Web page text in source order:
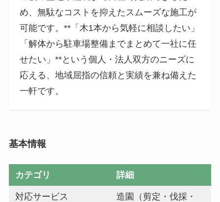
め、無駄なコストを抑えたスムーズな施工が
可能です。**「木1本から気軽に相談したい」
「解体から駐車場整備までまとめて一社に任
せたい」**という個人・法人双方のニーズに
応える、地域屈指の信頼と実績を兼ね備えた
一軒です。
基本情報
カテゴリ 詳細
対応サービス
造園（剪定・伐採・